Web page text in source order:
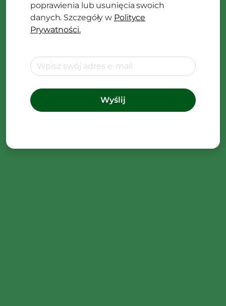
poprawienia lub usunięcia swoich
danych. Szczegóły w Polityce
Prywatności.